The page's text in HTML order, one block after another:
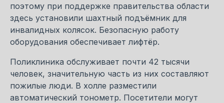
поэтому при поддержке правительства области
здесь установили шахтный подъёмник для
инвалидных колясок. Безопасную работу
оборудования обеспечивает лифтёр.
Поликлиника обслуживает почти 42 тысячи
человек, значительную часть из них составляют
пожилые люди. В холле разместили
автоматический тонометр. Посетители могут